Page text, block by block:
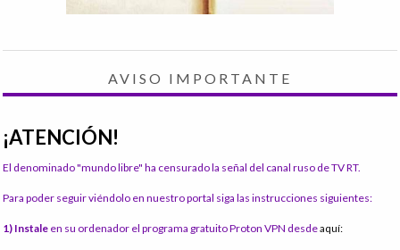
AVISO IMPORTANTE
¡ATENCIÓN!
El denominado "mundo libre" ha censurado la señal del canal ruso de TV RT.
Para poder seguir viéndolo en nuestro portal siga las instrucciones siguientes:
1) Instale en su ordenador el programa gratuito Proton VPN desdeaquí: